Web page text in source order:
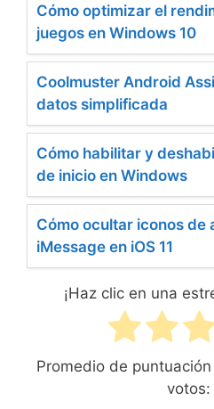
Cómo optimizar el
juegos en Windows 10
Coolmuster Android
datos simplificada
Cómo habilitar y
de inicio en Windows
Cómo ocultar iconos de
iMessage en iOS 11
¡Haz clic en una
Promedio de puntuación
votos: